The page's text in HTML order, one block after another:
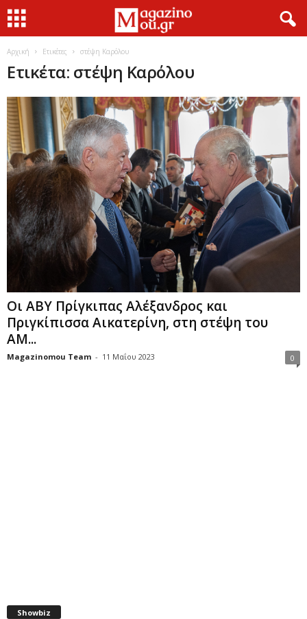
Αρχική Ετικέτες στέψη Καρόλου
Ετικέτα: στέψη Καρόλου
Οι ΑΒΥ Πρίγκιπας Αλέξανδρος και
Πριγκίπισσα Αικατερίνη, στη στέψη του
AM...
Magazinomou Team - 11 Μαΐου 2023 0
Showbiz